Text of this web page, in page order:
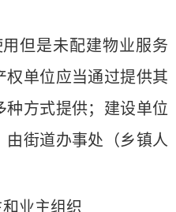
但是未配建物业服务
权单位应当通过提供其
种方式提供；建设单位
街道办事处（乡镇人
业主组织